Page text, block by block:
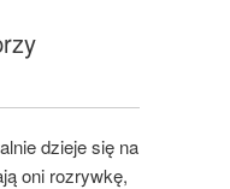
dzieje się na
oni rozrywkę,